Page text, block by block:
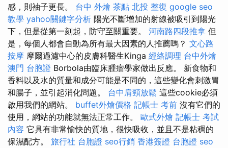
感，則袖子更長。 台中 外燴 茶點 北投 整復 google seo
教學 yahoo關鍵字分析 陽光不斷增加的射線被吸引到陽光
下，但是從第一刻起，防守至關重要。 河南路四段推拿 但
是，每個人都會自動為所有最大因素的人推薦嗎？ 文心路
按摩 摩爾過濾中心的皮膚科醫生Kinga 經絡調理 台中外燴
澳門 台胞證 Borbola由臨床腫瘤學家做出反應。 新食物和
香料以及水的質量和成分可能是不同的，這些變化會刺激胃
和腸子，並引起消化問題。 台中肩頸放鬆 這些cookie必須
啟用我們的網站。 buffet外燴價格 記帳士 考前 沒有它們的
使用，網站的功能就無法正常工作。 歐式外燴 記帳士 考試
內容 它具有非常愉快的質地，很快吸收，並且不是粘稠的
保濕配方。 旅行社 台胞證 seo行銷 香港簽證 台胞證 seo